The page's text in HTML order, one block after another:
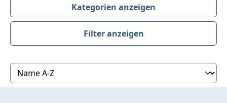
Kategorien anzeigen
Filter anzeigen
Produktübersicht